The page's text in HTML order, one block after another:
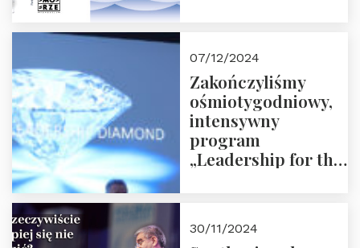
ZAPRASZAMY
07/12/2024
Zakończyliśmy
ośmiotygodniowy,
intensywny
program
„Leadership for the
30/11/2024